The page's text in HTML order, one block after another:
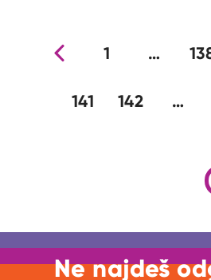
Prejšnja stran
1 …
141 142 …
Ne najdeš